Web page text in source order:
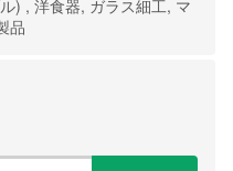
) , 洋食器, ガラス細工, マ
品